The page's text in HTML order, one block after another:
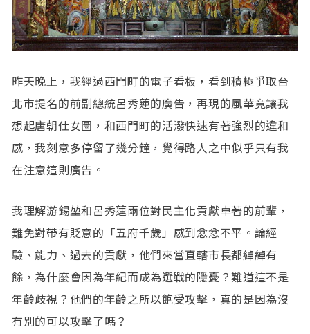
昨天晚上，我經過西門町的電子看板，看到積極爭取台
北市提名的前副總統呂秀蓮的廣告，再現的風華竟讓我
想起唐朝仕女圖，和西門町的活潑快速有著強烈的違和
感，我刻意多停留了幾分鐘，覺得路人之中似乎只有我
在注意這則廣告。
我理解游錫堃和呂秀蓮兩位對民主化貢獻卓著的前輩，
難免對帶有貶意的「五府千歲」感到忿忿不平。論經
驗、能力、過去的貢獻，他們來當直轄市長都綽綽有
餘，為什麼會因為年紀而成為選戰的隱憂？難道這不是
年齡歧視？他們的年齡之所以飽受攻擊，真的是因為沒
有別的可以攻擊了嗎？